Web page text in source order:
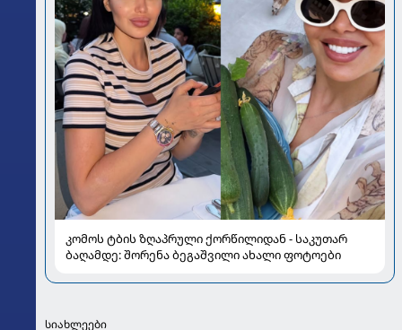
კომოს ტბის ზღაპრული ქორწილიდან - საკუთარ
ბაღამდე: შორენა ბეგაშვილი ახალი ფოტოები
სიახლეები